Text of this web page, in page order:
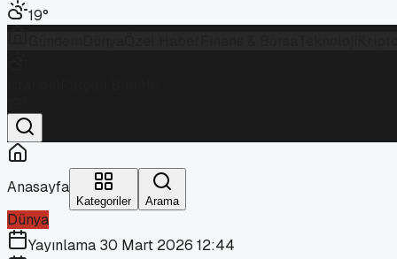
19°
Anasayfa
Kategoriler Arama
Dünya
Yayınlama 30 Mart 2026 12:44